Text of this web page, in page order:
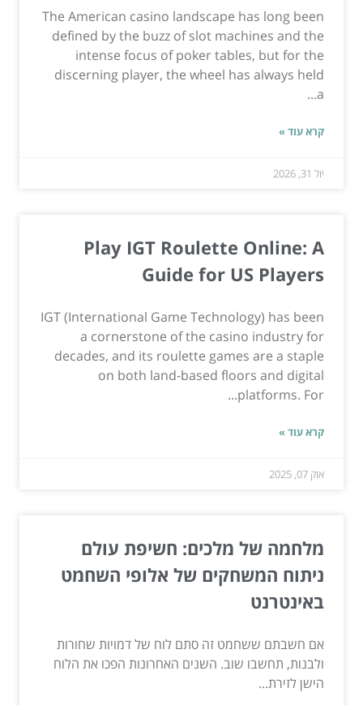
The American casino landscape has long been
defined by the buzz of slot machines and the
intense focus of poker tables, but for the
discerning player, the wheel has always held
a...
קרא עוד »
יול 31, 2026
Play IGT Roulette Online: A
Guide for US Players
IGT (International Game Technology) has been
a cornerstone of the casino industry for
decades, and its roulette games are a staple
on both land-based floors and digital
platforms. For...
קרא עוד »
אוק 07, 2025
מלחמה של מלכים: חשיפת עולם
ניתוח המשחקים של אלופי השחמט
באינטרנט
אם חשבתם ששחמט זה סתם לוח של דמויות שחורות
ולבנות, תחשבו שוב. השנים האחרונות הפכו את הלוח
הישן לזירת...